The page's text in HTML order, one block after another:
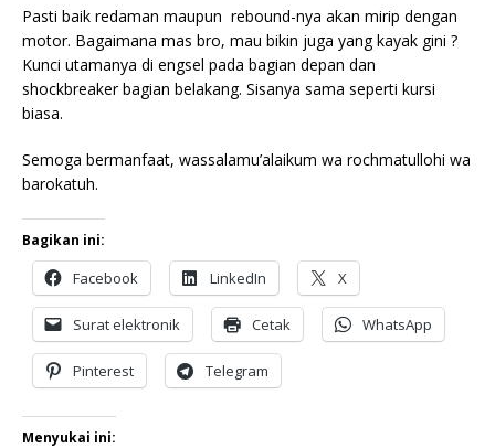
Pasti baik redaman maupun rebound-nya akan mirip dengan
motor. Bagaimana mas bro, mau bikin juga yang kayak gini ?
Kunci utamanya di engsel pada bagian depan dan
shockbreaker bagian belakang. Sisanya sama seperti kursi
biasa.
Semoga bermanfaat, wassalamu’alaikum wa rochmatullohi wa
barokatuh.
Bagikan ini:
Facebook LinkedIn X
Surat elektronik Cetak WhatsApp
Pinterest Telegram
Menyukai ini: